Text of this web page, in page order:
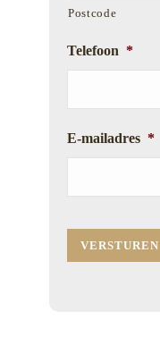
Postcode
Telefoon *
E-mailadres *
VERSTUREN